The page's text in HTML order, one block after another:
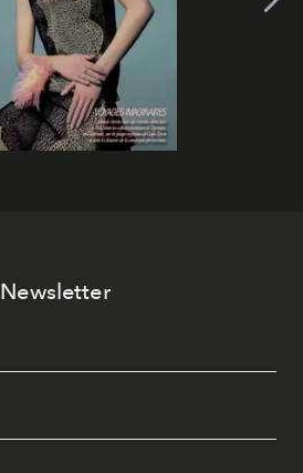
Newsletter